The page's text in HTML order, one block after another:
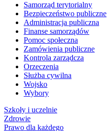
Samorząd terytorialny
Bezpieczeństwo publiczne
Administracja publiczna
Finanse samorządów
Pomoc społeczna
Zamówienia publiczne
Kontrola zarządcza
Orzeczenia
Służba cywilna
Wojsko
Wybory
Szkoły i uczelnie
Zdrowie
Prawo dla każdego